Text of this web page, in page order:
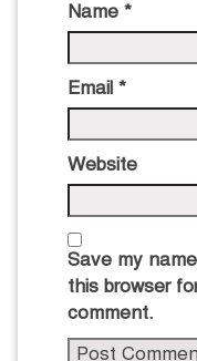
Name *
Email *
Website
Save my
this browser
comment.